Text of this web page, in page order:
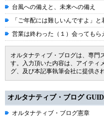
台風への備えと、未来への備え
「ご年配には難しいんですよ」
営業は終わった（１）会ってもら
オルタナティブ・ブログは、専門
す。入力頂いた内容は、アイティ
グ、及び本記事執筆会社に提供さ
オルタナティブ・ブログ
オルタナティブ・ブログ憲章